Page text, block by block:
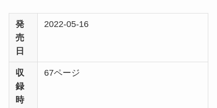
発
売
日
2022-05-16
収
録
時
67ページ